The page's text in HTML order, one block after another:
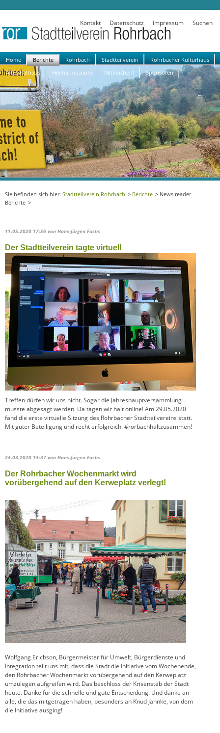
Kontakt Datenschutz Impressum Suchen
Navigation
überspringen
Home Berichte Rohrbach Stadtteilverein
Rohrbacher Kulturhaus
Altes Rathaus
Heimatmuseum Mitmachen! Sponsoren
Stadtteilverein Rohrbach Berichte
News reader
Berichte
11.05.2020 17:56 von Hans-Jürgen Fuchs
Der Stadtteilverein tagte virtuell
Treffen dürfen wir uns nicht. Sogar die Jahreshauptversammlung
musste abgesagt werden. Da tagen wir halt online! Am 29.05.2020
fand die erste virtuelle Sitzung des Rohrbacher Stadtteilvereins statt.
Mit guter Beteiligung und recht erfolgreich. #rorbachhältzusammen!
24.03.2020 14:37 von Hans-Jürgen Fuchs
Der Rohrbacher Wochenmarkt wird
vorübergehend auf den Kerweplatz verlegt!
Wolfgang Erichson, Bürgermeister für Umwelt, Bürgerdienste und
Integration teilt uns mit, dass die Stadt die Initiative vom Wochenende,
den Rohrbacher Wochenmarkt vorübergehend auf den Kerweplatz
umzulegen aufgreifen wird. Das beschloss der Krisenstab der Stadt
heute. Danke für die schnelle und gute Entscheidung. Und danke an
alle, die das mitgetragen haben, besonders an Knud Jahnke, von dem
die Initiative ausging!